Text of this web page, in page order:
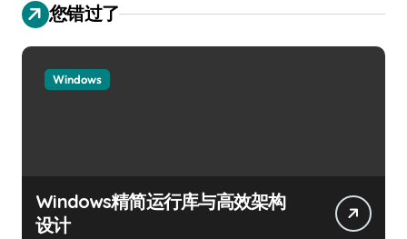
您错过了
Windows
Windows精简运行库与高效架构
设计